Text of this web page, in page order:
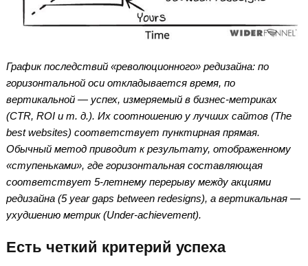
График последствий «революционного» редизайна: по
горизонтальной оси откладывается время, по
вертикальной — успех, измеряемый в бизнес-метриках
(CTR, ROI и т. д.). Их соотношению у лучших сайтов (The
best websites) соответствует пунктирная прямая.
Обычный метод приводит к результату, отображенному
«ступеньками», где горизонтальная составляющая
соответствует 5-летнему перерыву между акциями
редизайна (5 year gaps between redesigns), а вертикальная —
ухудшению метрик (Under-achievement).
Есть четкий критерий успеха